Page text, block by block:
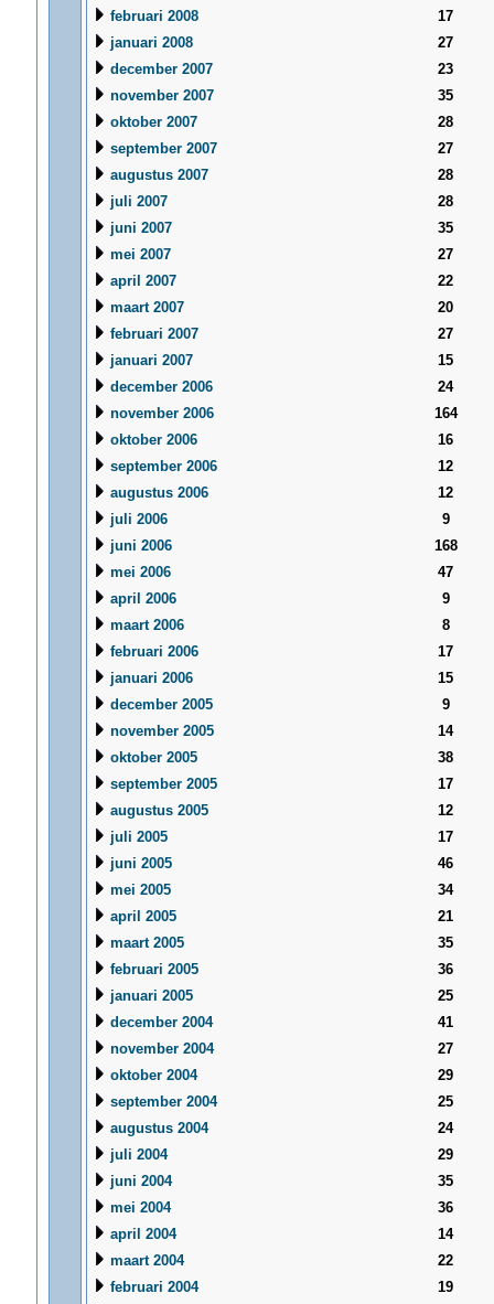
februari 2008
17
januari 2008
27
december 2007
23
november 2007
35
oktober 2007
28
september 2007
27
augustus 2007
28
juli 2007
28
juni 2007
35
mei 2007
27
april 2007
22
maart 2007
20
februari 2007
27
januari 2007
15
december 2006
24
november 2006
164
oktober 2006
16
september 2006
12
augustus 2006
12
juli 2006
9
juni 2006
168
mei 2006
47
april 2006
9
maart 2006
8
februari 2006
17
januari 2006
15
december 2005
9
november 2005
14
oktober 2005
38
september 2005
17
augustus 2005
12
juli 2005
17
juni 2005
46
mei 2005
34
april 2005
21
maart 2005
35
februari 2005
36
januari 2005
25
december 2004
41
november 2004
27
oktober 2004
29
september 2004
25
augustus 2004
24
juli 2004
29
juni 2004
35
mei 2004
36
april 2004
14
maart 2004
22
februari 2004
19